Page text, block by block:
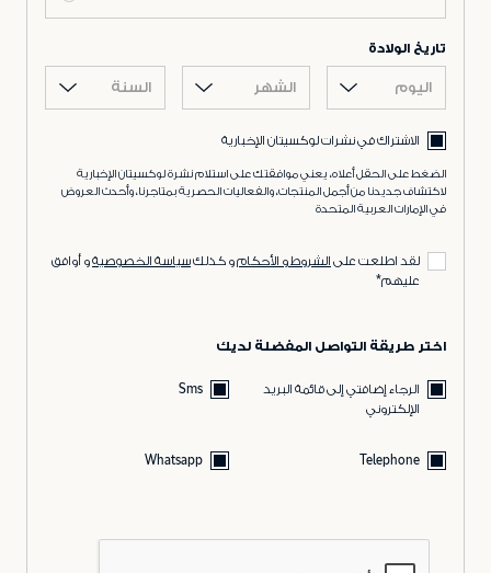
تاريخ الولادة
اليوم الشهر السنة
الاشتراك في نشرات لوكسيتان الإخبارية
الضغط على الحقل أعلاه، يعني موافقتك على استلام نشرة لوكسيتان الإخبارية
لاكتشاف جديدنا من أجمل المنتجات، والفعاليات الحصرية بمتاجرنا، وأحدث العروض
في الإمارات العربية المتحدة
لقد اطلعت على الشروط و الأحكامو كذلكسياسة الخصوصيةو أوافق
عليهم*
اختر طريقة التواصل المفضلة لديك
الرجاء إضافتي إلى قائمة البريد
الإلكتروني
Sms
Telephone
Whatsapp